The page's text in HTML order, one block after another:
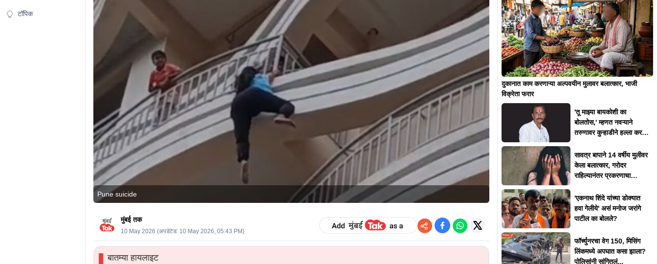
टॉपिक
Pune suicide
मुंबई तक
10 May 2026 (अपडेटेड: 10 May 2026, 05:43 PM)
▌बातम्या हायलाइट
दुकानात काम करणाऱ्या अल्पवयीन मुलावर बलात्कार, भाजी
विक्रेता फरार
'तू माझ्या बायकोशी का
बोलतोस,' म्हणत नवऱ्याने
तरुणावर कुऱ्हाडीने हल्ला करत
सावत्र बापाने 14 वर्षीय मुलीवर
केला बलात्कार, गरोदर
राहिल्यानंतर प्रकरणाचा
'एकनाथ शिंदे यांच्या डोक्यात
हवा गेलीये' असं मनोज जरांगे
पाटील का बोलले?
फॉर्च्युनरचा वेग 150, मिसिंग
लिंकमध्ये अपघात कसा झाला?
पोलिसांनी सांगितलं...